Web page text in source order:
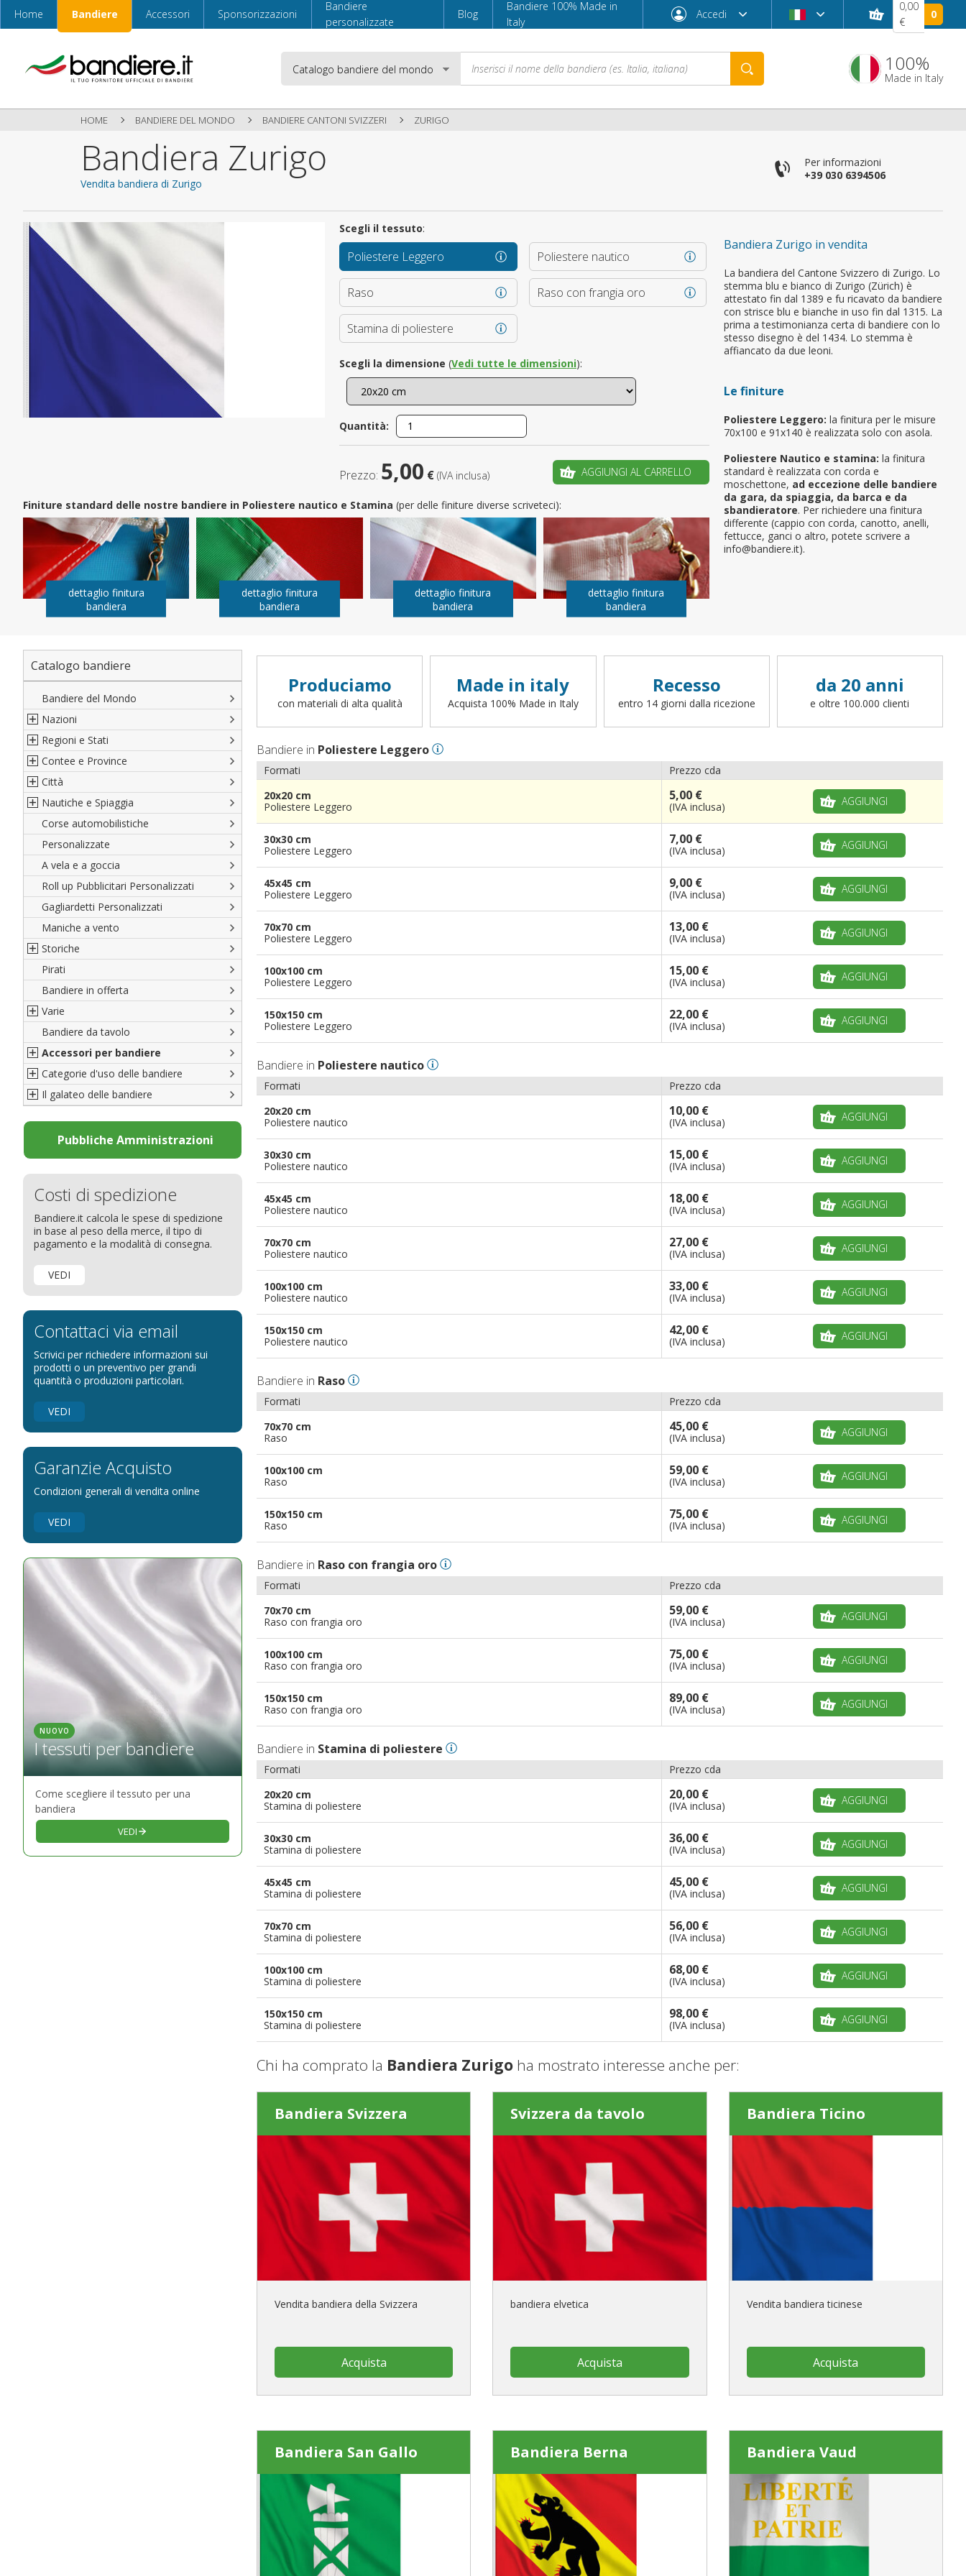
Home Bandiere Accessori Sponsorizzazioni
Bandiere
personalizzate
Blog
Bandiere 100% Made in
Italy
Accedi
Accedi
È il tuo primo ordine?
CREA UN NUOVO ACCOUNT
0,00
€
0
100%
Made in Italy
HOME BANDIERE DEL MONDO BANDIERE CANTONI SVIZZERI ZURIGO
Bandiera Zurigo
Vendita bandiera di Zurigo
Per informazioni
+39 030 6394506
Bandiera Zurigo in vendita
La bandiera del Cantone Svizzero di Zurigo. Lo
stemma blu e bianco di Zurigo (Zürich) è
attestato fin dal 1389 e fu ricavato da bandiere
con strisce blu e bianche in uso fin dal 1315. La
prima a testimonianza certa di bandiere con lo
stesso disegno è del 1434. Lo stemma è
affiancato da due leoni.
Le finiture
Poliestere Leggero: la finitura per le misure
70x100 e 91x140 è realizzata solo con asola.
Poliestere Nautico e stamina: la finitura
standard è realizzata con corda e
moschettone, ad eccezione delle bandiere
da gara, da spiaggia, da barca e da
sbandieratore. Per richiedere una finitura
differente (cappio con corda, canotto, anelli,
fettucce, ganci o altro, potete scrivere a
info@bandiere.it).
Scegli il tessuto:
Poliestere Leggero Poliestere nautico
Raso Raso con frangia oro
Stamina di poliestere
Scegli la dimensione (Vedi tutte le dimensioni):
Quantità:
Prezzo: 5,00 € (IVA inclusa) AGGIUNGI AL CARRELLO
Finiture standard delle nostre bandiere in Poliestere nautico e Stamina (per delle finiture diverse scriveteci):
dettaglio finitura
bandiera
dettaglio finitura
bandiera
dettaglio finitura
bandiera
dettaglio finitura
bandiera
Catalogo bandiere
Bandiere del Mondo
Nazioni
Nord America
Sud America
Europa
Africa
Asia
Oceania
Regioni e Stati
Regioni italiane
Territori Italiani
Stati USA
Francesi
Spagnole
Austriache
Tedesche
Regioni varie
Contee e Province
Cantoni Svizzeri
Province Italiane
Province Spagnole
Francia d'oltremare
Territori britannici d'oltremare
Varie Province del Mondo
Città
Città Italiane
Città spagnole
Città francesi
Città del mondo
Nautiche e Spiaggia
Militari e Mercantili
Codice internazionale nautico
Gran Pavese
Da spiaggia
Di cortesia
Corse automobilistiche
Personalizzate
A vela e a goccia
Roll up Pubblicitari Personalizzati
Gagliardetti Personalizzati
Maniche a vento
Storiche
Italiane
Porte di Milano
Francesi
Americane
Britanniche
Resto del Mondo
Pirati
Bandiere in offerta
Varie
Bandiere del CICAP - Think Deep
Bandiere di Orgoglio Bresciano
Organizzazioni internazionali
Diplomatiche
Bandiere Pubblicitarie
Natale e altre festività
Bandiere etniche e religiose
Bandiere da tavolo
Accessori per bandiere
Accessori per bandiere
Accessori per bandiere da tavolo
Categorie d'uso delle bandiere
Bandiere segnavento
Bandiere per sbandieratori
Bandiere per barche
Bandiere per hotel
Bandiere per eventi
Bandiere per biciclette
Bandiere per autosaloni
Bandiere Palio
Bandiere per enti pubblici
Bandiere per riserve naturali e parchi
Bandiere per musicisti
Bandiere per feste
pennoni per bandiere
Il galateo delle bandiere
La bandiera
Come disporre le bandiere
Dimensioni delle bandiere
Come piegare il tricolore
Pubbliche Amministrazioni
Costi di spedizione
Bandiere.it calcola le spese di spedizione
in base al peso della merce, il tipo di
pagamento e la modalità di consegna.
VEDI
Contattaci via email
Scrivici per richiedere informazioni sui
prodotti o un preventivo per grandi
quantità o produzioni particolari.
VEDI
Garanzie Acquisto
Condizioni generali di vendita online
VEDI
NUOVO
I tessuti per bandiere
Come scegliere il tessuto per una
bandiera
VEDI
Produciamo
con materiali di alta qualità
Made in italy
Acquista 100% Made in Italy
Recesso
entro 14 giorni dalla ricezione
da 20 anni
e oltre 100.000 clienti
Bandiere in Poliestere Leggero
Formati
Prezzo cda
20x20 cm
Poliestere Leggero
5,00 €
(IVA inclusa) AGGIUNGI
30x30 cm
Poliestere Leggero
7,00 €
(IVA inclusa) AGGIUNGI
45x45 cm
Poliestere Leggero
9,00 €
(IVA inclusa) AGGIUNGI
70x70 cm
Poliestere Leggero
13,00 €
(IVA inclusa) AGGIUNGI
100x100 cm
Poliestere Leggero
15,00 €
(IVA inclusa) AGGIUNGI
150x150 cm
Poliestere Leggero
22,00 €
(IVA inclusa) AGGIUNGI
Bandiere in Poliestere nautico
Formati
Prezzo cda
20x20 cm
Poliestere nautico
10,00 €
(IVA inclusa) AGGIUNGI
30x30 cm
Poliestere nautico
15,00 €
(IVA inclusa) AGGIUNGI
45x45 cm
Poliestere nautico
18,00 €
(IVA inclusa) AGGIUNGI
70x70 cm
Poliestere nautico
27,00 €
(IVA inclusa) AGGIUNGI
100x100 cm
Poliestere nautico
33,00 €
(IVA inclusa) AGGIUNGI
150x150 cm
Poliestere nautico
42,00 €
(IVA inclusa) AGGIUNGI
Bandiere in Raso
Formati
Prezzo cda
70x70 cm
Raso
45,00 €
(IVA inclusa) AGGIUNGI
100x100 cm
Raso
59,00 €
(IVA inclusa) AGGIUNGI
150x150 cm
Raso
75,00 €
(IVA inclusa) AGGIUNGI
Bandiere in Raso con frangia oro
Formati
Prezzo cda
70x70 cm
Raso con frangia oro
59,00 €
(IVA inclusa) AGGIUNGI
100x100 cm
Raso con frangia oro
75,00 €
(IVA inclusa) AGGIUNGI
150x150 cm
Raso con frangia oro
89,00 €
(IVA inclusa) AGGIUNGI
Bandiere in Stamina di poliestere
Formati
Prezzo cda
20x20 cm
Stamina di poliestere
20,00 €
(IVA inclusa) AGGIUNGI
30x30 cm
Stamina di poliestere
36,00 €
(IVA inclusa) AGGIUNGI
45x45 cm
Stamina di poliestere
45,00 €
(IVA inclusa) AGGIUNGI
70x70 cm
Stamina di poliestere
56,00 €
(IVA inclusa) AGGIUNGI
100x100 cm
Stamina di poliestere
68,00 €
(IVA inclusa) AGGIUNGI
150x150 cm
Stamina di poliestere
98,00 €
(IVA inclusa) AGGIUNGI
Chi ha comprato la Bandiera Zurigo ha mostrato interesse anche per:
Bandiera Svizzera
Vendita bandiera della Svizzera
Acquista
Svizzera da tavolo
bandiera elvetica
Acquista
Bandiera Ticino
Vendita bandiera ticinese
Acquista
Bandiera San Gallo Bandiera Berna Bandiera Vaud